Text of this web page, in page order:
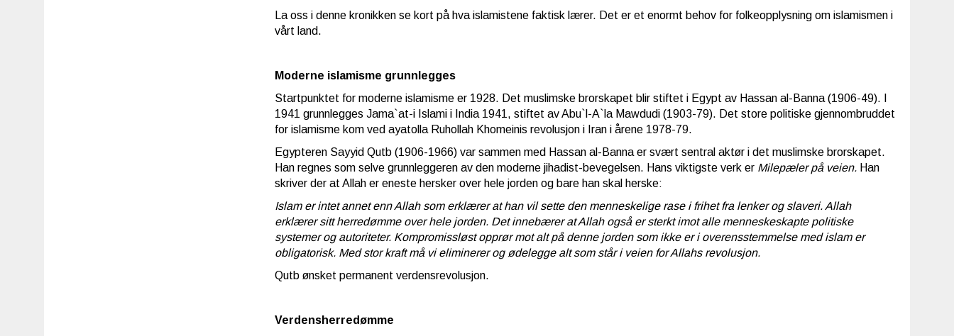
La oss i denne kronikken se kort på hva islamistene faktisk lærer. Det er et enormt behov for folkeopplysning om islamismen i
vårt land.
Moderne islamisme grunnlegges
Startpunktet for moderne islamisme er 1928. Det muslimske brorskapet blir stiftet i Egypt av Hassan al-Banna (1906-49). I
1941 grunnlegges Jama`at-i Islami i India 1941, stiftet av Abu`l-A`la Mawdudi (1903-79). Det store politiske gjennombruddet
for islamisme kom ved ayatolla Ruhollah Khomeinis revolusjon i Iran i årene 1978-79.
Egypteren Sayyid Qutb (1906-1966) var sammen med Hassan al-Banna er svært sentral aktør i det muslimske brorskapet.
Han regnes som selve grunnleggeren av den moderne jihadist-bevegelsen. Hans viktigste verk er Milepæler på veien. Han
skriver der at Allah er eneste hersker over hele jorden og bare han skal herske:
Islam er intet annet enn Allah som erklærer at han vil sette den menneskelige rase i frihet fra lenker og slaveri. Allah
erklærer sitt herredømme over hele jorden. Det innebærer at Allah også er sterkt imot alle menneskeskapte politiske
systemer og autoriteter. Kompromissløst opprør mot alt på denne jorden som ikke er i overensstemmelse med islam er
obligatorisk. Med stor kraft må vi eliminerer og ødelegge alt som står i veien for Allahs revolusjon.
Qutb ønsket permanent verdensrevolusjon.
Verdensherredømme